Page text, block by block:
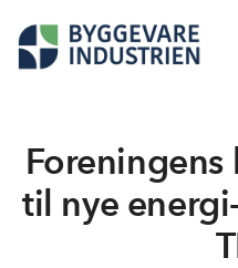
til nye